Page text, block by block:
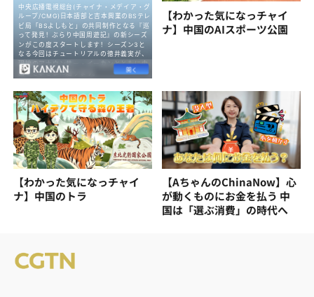
【わかった気になっチャイ
ナ】中国のAIスポーツ公園
【わかった気になっチャイ
ナ】中国のトラ
【AちゃんのChinaNow】心
が動くものにお金を払う 中
国は「選ぶ消費」の時代へ